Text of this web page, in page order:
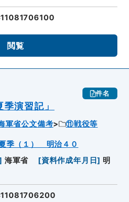
閲覧
件名
演習記」
軍省公文備考
⑪戦役等
季（１） 明治４０
海軍省 [資料作成年月日] 明